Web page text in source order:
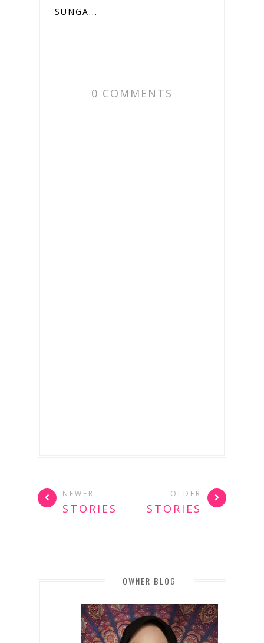
SUNGA...
0 COMMENTS
NEWER
STORIES
OLDER
STORIES
OWNER BLOG